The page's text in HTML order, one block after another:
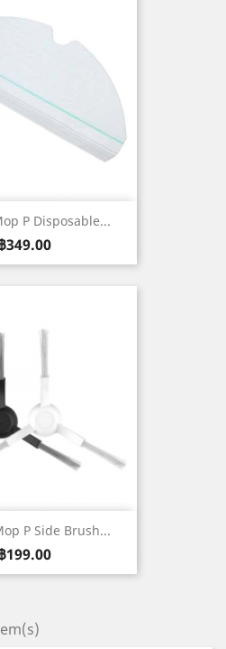
P Disposable...
าคา
349.00
P Side Brush...
าคา
199.00